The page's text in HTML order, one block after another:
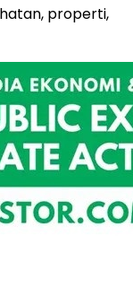
properti,